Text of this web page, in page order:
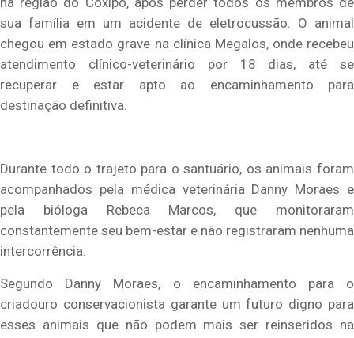
sua família em um acidente de eletrocussão. O animal
chegou em estado grave na clínica Megalos, onde recebeu
atendimento clínico-veterinário por 18 dias, até se
recuperar e estar apto ao encaminhamento para
destinação definitiva.
Durante todo o trajeto para o santuário, os animais foram
acompanhados pela médica veterinária Danny Moraes e
pela bióloga Rebeca Marcos, que monitoraram
constantemente seu bem-estar e não registraram nenhuma
intercorrência.
Segundo Danny Moraes, o encaminhamento para o
criadouro conservacionista garante um futuro digno para
esses animais que não podem mais ser reinseridos na